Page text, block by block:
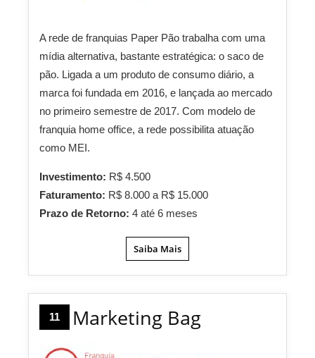
A rede de franquias Paper Pão trabalha com uma
mídia alternativa, bastante estratégica: o saco de
pão. Ligada a um produto de consumo diário, a
marca foi fundada em 2016, e lançada ao mercado
no primeiro semestre de 2017. Com modelo de
franquia home office, a rede possibilita atuação
como MEI.
Investimento: R$ 4.500
Faturamento: R$ 8.000 a R$ 15.000
Prazo de Retorno: 4 até 6 meses
Saiba Mais
11 Marketing Bag